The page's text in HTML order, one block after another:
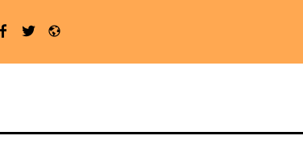
87676-4
#link-menu-primary-17410-16
Link identifier #link-menu-primary-75243-19
Link identifier
WebMan on Facebook
Twitter